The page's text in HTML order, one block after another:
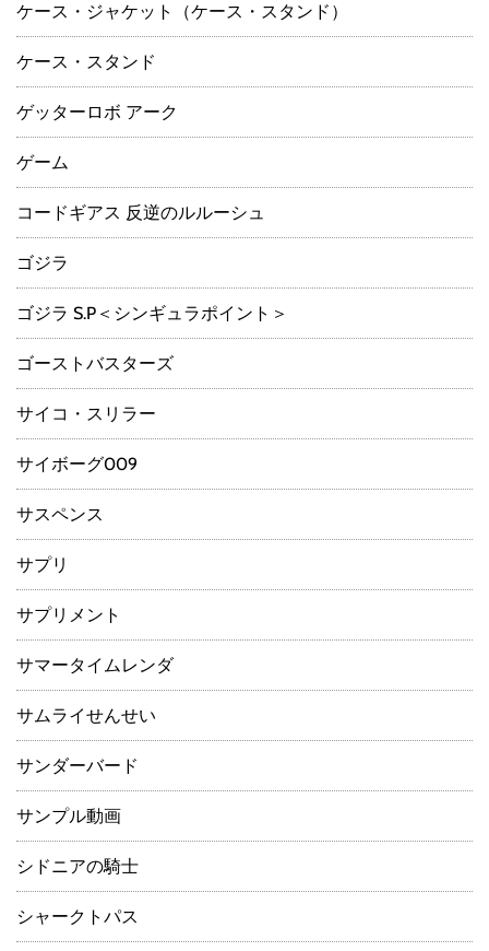
ケース・ジャケット（ケース・スタンド）
ケース・スタンド
ゲッターロボ アーク
ゲーム
コードギアス 反逆のルルーシュ
ゴジラ
ゴジラ S.P＜シンギュラポイント＞
ゴーストバスターズ
サイコ・スリラー
サイボーグ009
サスペンス
サプリ
サプリメント
サマータイムレンダ
サムライせんせい
サンダーバード
サンプル動画
シドニアの騎士
シャークトパス